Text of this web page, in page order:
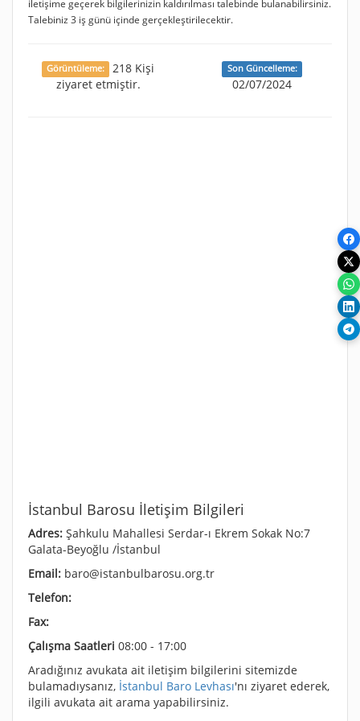
iletişime geçerek bilgilerinizin kaldırılması talebinde bulanabilirsiniz.
Talebiniz 3 iş günü içinde gerçekleştirilecektir.
Görüntüleme:
218 Kişi
ziyaret etmiştir.
Son Güncelleme:
02/07/2024
İstanbul Barosu İletişim Bilgileri
Adres: Şahkulu Mahallesi Serdar-ı Ekrem Sokak No:7
Galata-Beyoğlu /İstanbul
Email: baro@istanbulbarosu.org.tr
Telefon:
Fax:
Çalışma Saatleri 08:00 - 17:00
Aradığınız avukata ait iletişim bilgilerini sitemizde
bulamadıysanız, İstanbul Baro Levhası'nı ziyaret ederek,
ilgili avukata ait arama yapabilirsiniz.